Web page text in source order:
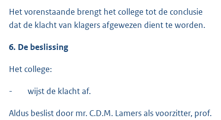
Het vorenstaande brengt het college tot de conclusie
dat de klacht van klagers afgewezen dient te worden.
6. De beslissing
Het college:
- wijst de klacht af.
Aldus beslist door mr. C.D.M. Lamers als voorzitter, prof.